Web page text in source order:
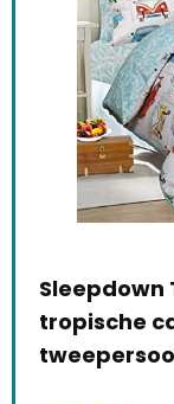
tropische